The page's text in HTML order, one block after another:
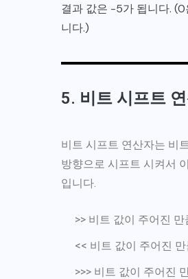
결과 값은 -5가 됩니다. (0
니다.)
5. 비트 시프트
비트 시프트 연산자는 비
방향으로 시프트 시켜서
입니다.
>> 비트 값이 주어진
<< 비트 값이 주어진
>>> 비트 값이 주어진